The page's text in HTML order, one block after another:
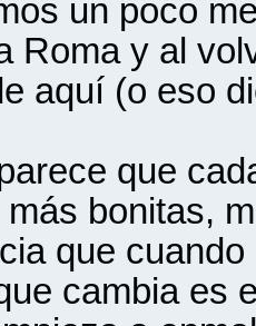
un poco
Roma y al
aquí (o eso
que
más bonitas,
que
cambia es